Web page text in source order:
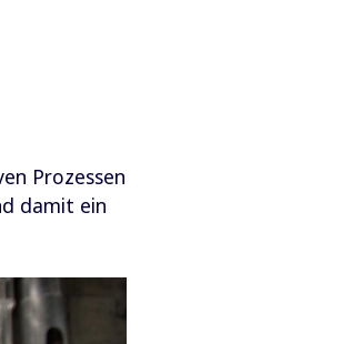
Prozessen
damit ein